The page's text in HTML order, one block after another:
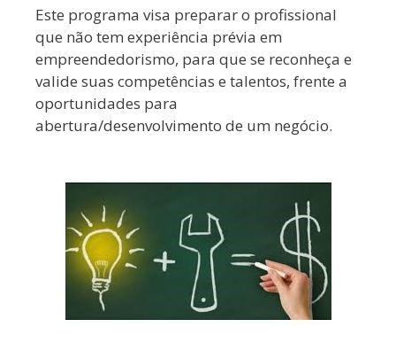
Este programa visa preparar o profissional
que não tem experiência prévia em
empreendedorismo, para que se reconheça e
valide suas competências e talentos, frente a
oportunidades para
abertura/desenvolvimento de um negócio.